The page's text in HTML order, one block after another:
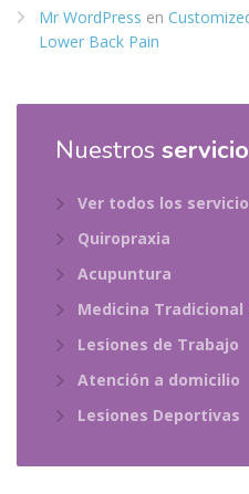
Mr WordPress en
Lower Back Pain
Nuestros
Ver todos los
Quiropraxia
Acupuntura
Medicina Tradicional
Lesiones de Trabajo
Atención a domicilio
Lesiones Deportivas